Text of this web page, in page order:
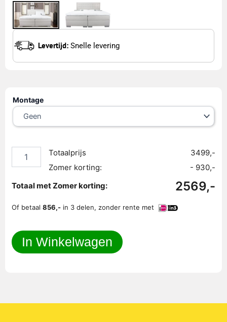
Levertijd: Snelle levering
Montage
Elektrische
Boxspring
luxury
Lissabon
x
cm
aantal
Totaalprijs
3499,-
Zomer korting:
- 930,-
Totaal met Zomer korting:
2569,-
Of betaal 856,-in 3 delen, zonder rente met
In Winkelwagen